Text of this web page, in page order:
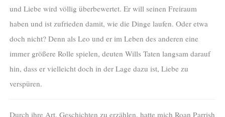
und Liebe wird völlig überbewertet. Er will seinen Freiraum
haben und ist zufrieden damit, wie die Dinge laufen. Oder etwa
doch nicht? Denn als Leo und er im Leben des anderen eine
immer größere Rolle spielen, deuten Wills Taten langsam darauf
hin, dass er vielleicht doch in der Lage dazu ist, Liebe zu
verspüren.
Durch ihre Art, Geschichten zu erzählen, hatte mich Roan Parrish